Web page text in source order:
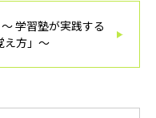
学習塾が実践する
え方」～